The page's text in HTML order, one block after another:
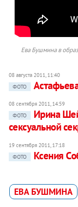
Ева Бушмина в
08 августа 2011, 11:40
ФОТО
08 сентября 2011, 14:59
ФОТО
Ирина
сексуальной
19 сентября 2011, 17:18
ФОТО
Ксения
ЕВА БУШМИНА